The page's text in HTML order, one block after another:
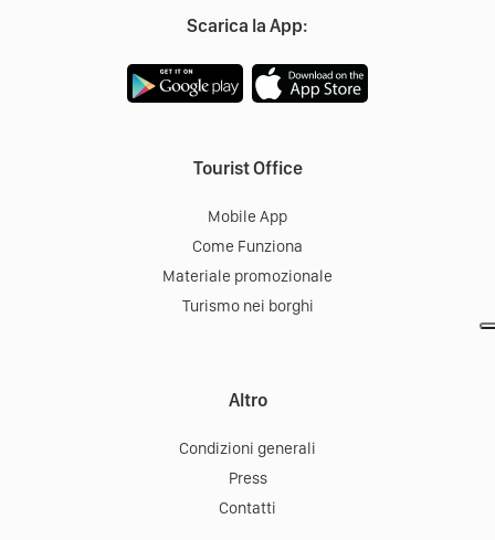
Via Gianni D’Incà, 1, Codissago -
Castellavazzo
Longarone